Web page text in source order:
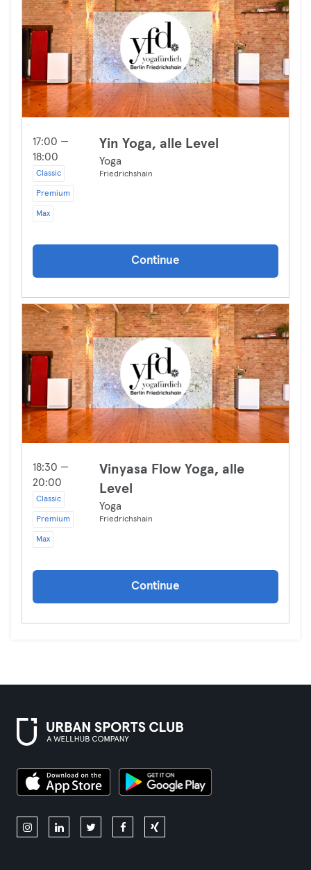
17:00 —
18:00
Classic
Premium
Max
Yin Yoga, alle Level
Yoga
Friedrichshain
Continue
18:30 —
20:00
Classic
Premium
Max
Vinyasa Flow Yoga, alle
Level
Yoga
Friedrichshain
Continue